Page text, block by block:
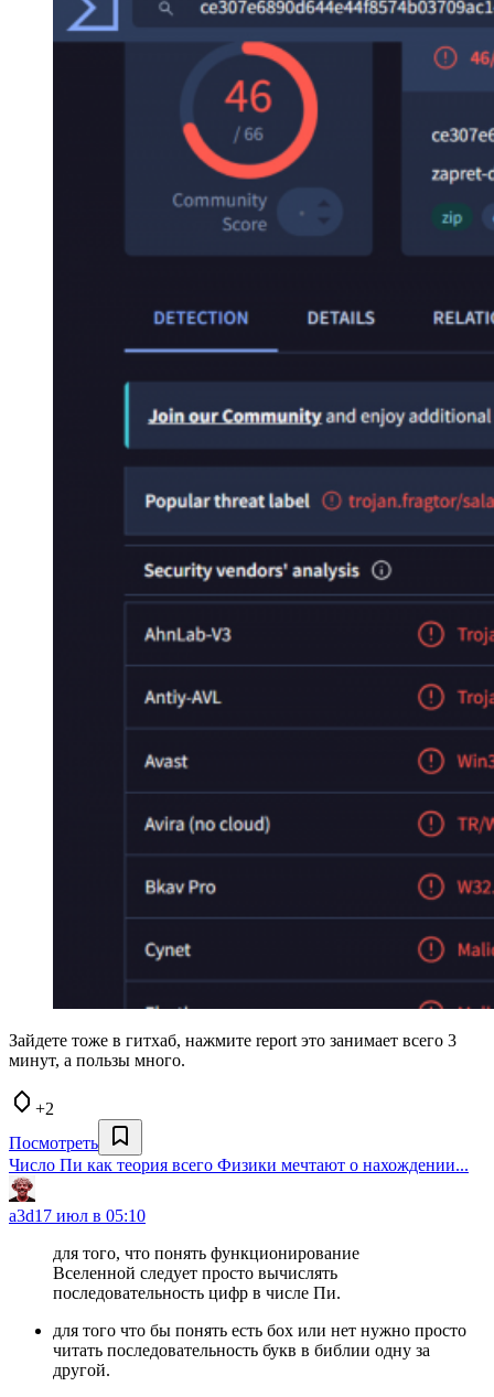
Зайдете тоже в гитхаб, нажмите report это занимает всего 3
минут, а пользы много.
+2
Посмотреть
Число Пи как теория всего Физики мечтают о нахождении...
a3d17 июл в 05:10
для того, что понять функционирование
Вселенной следует просто вычислять
последовательность цифр в числе Пи.
для того что бы понять есть бох или нет нужно просто
читать последовательность букв в библии одну за
другой.